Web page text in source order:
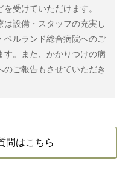
受けていただけます。
設備・スタッフの充実し
ベルランド総合病院へのご
。また、かかりつけの病
ご報告もさせていただき
問はこちら